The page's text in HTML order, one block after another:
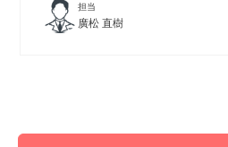
担当
廣松 直樹